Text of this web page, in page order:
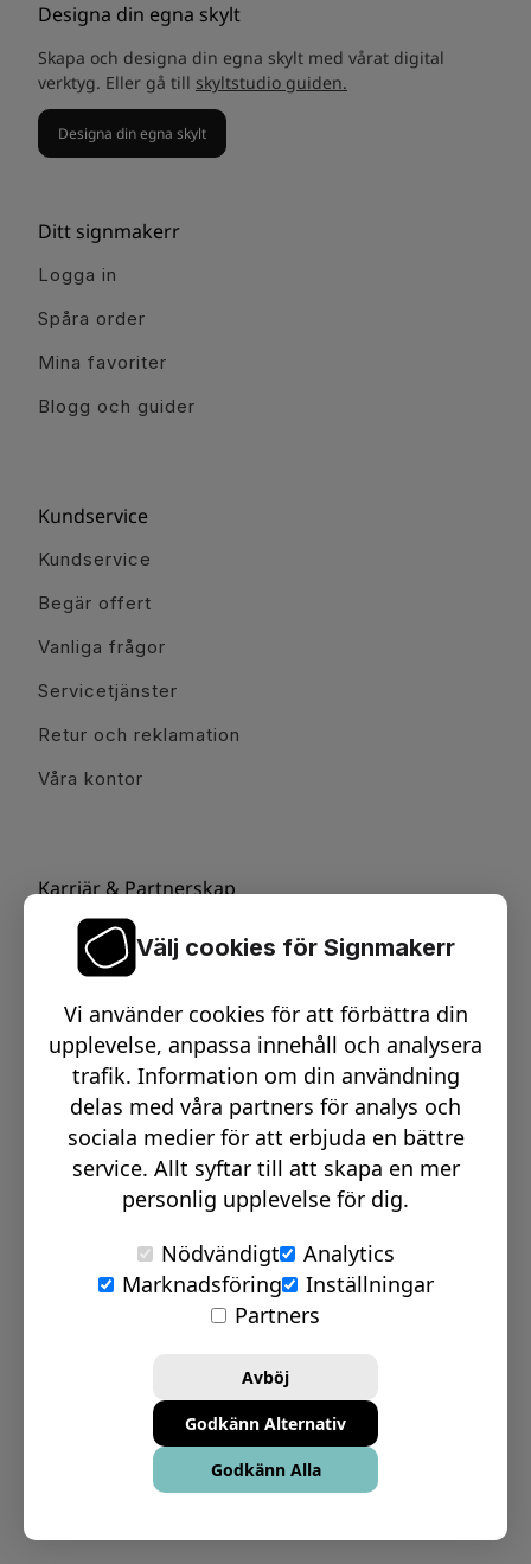
Designa din egna skylt
Skapa och designa din egna skylt med vårat digital
verktyg. Eller gå till skyltstudio guiden.
Designa din egna skylt
Ditt signmakerr
Logga in
Spåra order
Mina favoriter
Blogg och guider
Kundservice
Kundservice
Begär offert
Vanliga frågor
Servicetjänster
Retur och reklamation
Våra kontor
Karriär & Partnerskap
Jobba hos oss
Bli återförsäljare & partner
Om oss
Online möte - Design
Online möte - Survey
Välj cookies för Signmakerr
Vi använder cookies för att förbättra din
upplevelse, anpassa innehåll och analysera
trafik. Information om din användning
delas med våra partners för analys och
sociala medier för att erbjuda en bättre
service. Allt syftar till att skapa en mer
personlig upplevelse för dig.
Nödvändigt
Analytics
Marknadsföring
Inställningar
Partners
Avböj
Godkänn Alternativ
Godkänn Alla